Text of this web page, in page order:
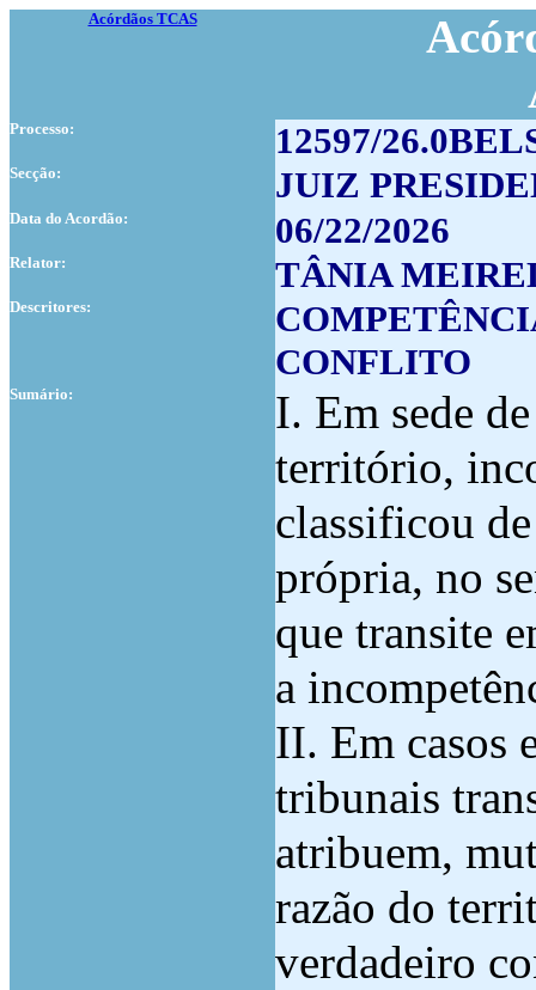
Acórdãos TCAS
Processo: 12597/
Secção: JUIZ
Data do Acordão: 06/22/2026
Relator: TÂNIA
Descritores:
CONFLITO
Sumário:
I. Em sede
território,
classificou
própria, no
que transite
a
II. Em casos
tribunais
atribuem,
razão do
verdadeiro